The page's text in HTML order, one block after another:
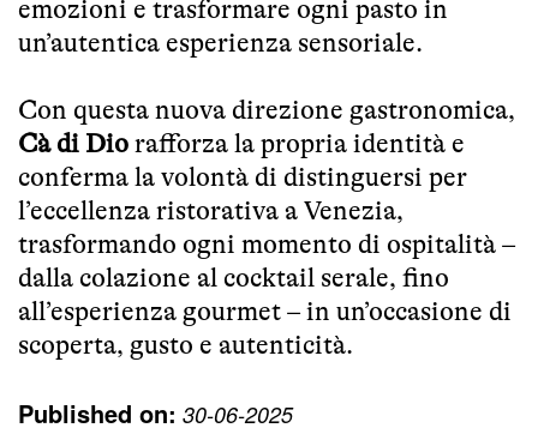
emozioni e trasformare ogni pasto in
un’autentica esperienza sensoriale.
Con questa nuova direzione gastronomica,
Cà di Dio rafforza la propria identità e
conferma la volontà di distinguersi per
l’eccellenza ristorativa a Venezia,
trasformando ogni momento di ospitalità –
dalla colazione al cocktail serale, fino
all’esperienza gourmet – in un’occasione di
scoperta, gusto e autenticità.
Published on: 30-06-2025